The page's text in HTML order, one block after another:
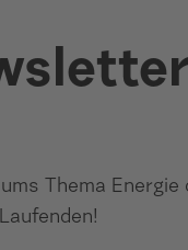
Thema Energie